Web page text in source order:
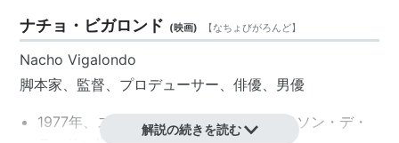
ナチョ・ビガロンド (映画) 【なちょびがろんど】
Nacho Vigalondo
脚本家、監督、プロデューサー、俳優、男優
1977年、スペイン／カンタブリア州カベソン・デ・
解説の続きを読む